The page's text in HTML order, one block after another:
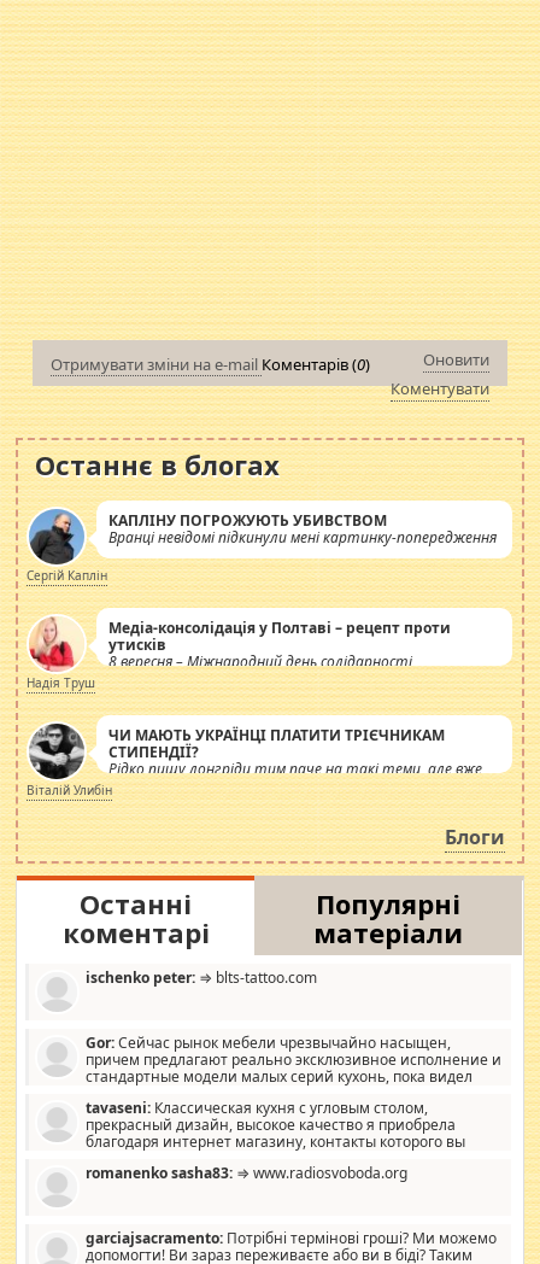
Отримувати зміни на e-mail Коментарів (0)
Оновити
Коментувати
Останнє в блогах
КАПЛІНУ ПОГРОЖУЮТЬ УБИВСТВОМ
Вранці невідомі підкинули мені картинку-попередження
Сергій Каплін
Медіа-консолідація у Полтаві – рецепт проти
утисків
8 вересня – Міжнародний день солідарності
журналістів.
Надія Труш
ЧИ МАЮТЬ УКРАЇНЦІ ПЛАТИТИ ТРІЄЧНИКАМ
СТИПЕНДІЇ?
Рідко пишу лонгріди тим паче на такі теми, але вже
просто дістало! Обурюють сьогоднішні інсенуації
навколо стипендіального питання. Штучно
роздувається ще одна соціальна катастрофа.
Віталій Улибін
Блоги
Останні
коментарі
Популярні
матеріали
ischenko peter: ⇒ blts-tattoo.com
Gor:Сейчас рынок мебели чрезвычайно насыщен,
причем предлагают реально эксклюзивное исполнение и
стандартные модели малых серий кухонь, пока видел
стандартные формы, в MebelOk, креативненько и что главное -
со вкусом все в порядке, без ненужных наворотов удорожающих
мебель, а это не последний фактор.
tavaseni: Классическая кухня с угловым столом,
прекрасный дизайн, высокое качество я приобрела
благодаря интернет магазину, контакты которого вы
romanenko sasha83: ⇒ www.radiosvoboda.org
garciajsacramento: Потрібні термінові гроші? Ми можемо
допомогти! Ви зараз переживаєте або ви в біді? Таким